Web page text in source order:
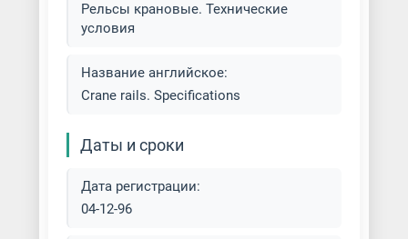
Рельсы крановые. Технические
условия
Название английское:
Crane rails. Specifications
Даты и сроки
Дата регистрации:
04-12-96